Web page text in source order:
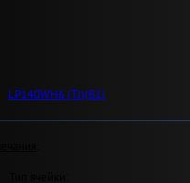
LP140WH6 (TJ)(B1)